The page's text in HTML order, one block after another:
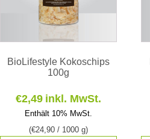
BioLifestyle Kokoschips
100g
€2,49 inkl. MwSt.
Enthält 10% MwSt.
(€24,90 / 1000 g)